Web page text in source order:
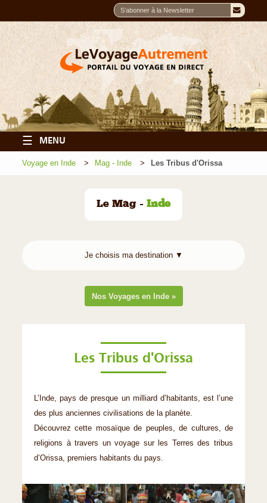
☰ MENU
Voyage en Inde Mag - Inde Les Tribus d'Orissa
Le Mag - Inde
Nos Voyages en Inde »
Les Tribus d'Orissa
L’Inde, pays de presque un milliard d’habitants, est l’une
des plus anciennes civilisations de la planète.
Découvrez cette mosaïque de peuples, de cultures, de
religions à travers un voyage sur les Terres des tribus
d’Orissa, premiers habitants du pays.